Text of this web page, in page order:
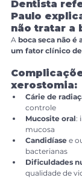
Dentista
Paulo
não tratar a
A boca seca não é
um fator clínico
xerostomia:
Cárie de
controle
Mucosite oral:
mucosa
Candidíase e
bacterianas
Dificuldades
qualidade de